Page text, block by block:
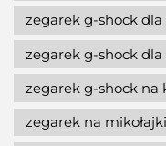
zegarek g-shock dla
zegarek g-shock
zegarek g-shock na
zegarek na mikołajki